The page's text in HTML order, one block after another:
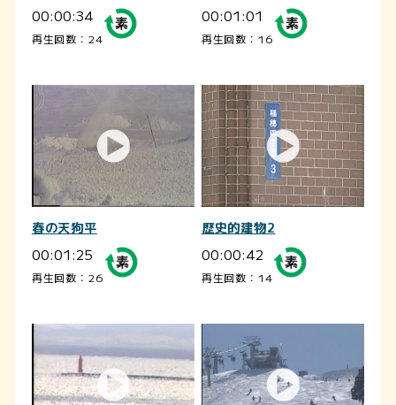
00:00:34
再生回数：24
00:01:01
再生回数：16
春の天狗平
00:01:25
再生回数：26
歴史的建物2
00:00:42
再生回数：14